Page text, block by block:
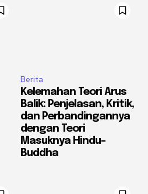
Berita
Kelemahan Teori Arus
Balik: Penjelasan, Kritik,
dan Perbandingannya
dengan Teori
Masuknya Hindu-
Buddha